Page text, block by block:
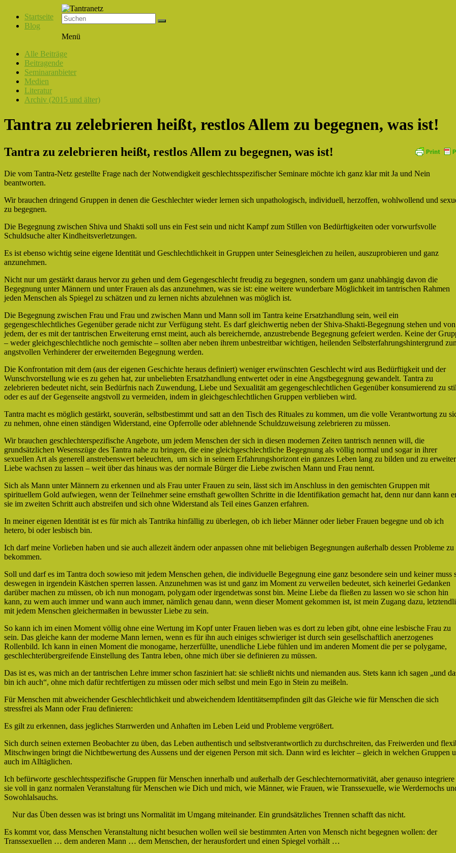
Startseite
Blog
Tantranetz
Liebe,
Eros
Tantra
Menü
Alle Beiträge
Beitragende
Seminaranbieter
Medien
Literatur
Archiv (2015 und älter)
Tantra zu zelebrieren heißt, restlos Allem zu begegnen, was ist!
Tantra zu zelebrieren heißt, restlos Allem zu begegnen, was ist!
Die vom Tantra-Netz gestellte Frage nach der Notwendigkeit geschlechtsspezifischer Seminare möchte ich ganz klar mit Ja und Nein
beantworten.
Wir brauchen dringend Gruppen in denen die Geschlechter wieder lernen sich unpathologisch, individuell, herzoffen, wohlwollend und
zu begegnen.
Die Begegnung zwischen Shiva und Shakti soll uns ein Fest sein und nicht Kampf zum Stillen von Bedürftigkeiten oder vorwurfsvolle
Schuldsuche alter Kindheitsverletzungen.
Es ist ebenso wichtig seine eigene Identität und Geschlechtlichkeit in Gruppen unter Seinesgleichen zu heilen, auszuprobieren und ganz
anzunehmen.
Nicht nur um gestärkt daraus hervor zu gehen und dem Gegengeschlecht freudig zu begegnen, sondern um ganz unabhängig davon die
Begegnung unter Männern und unter Frauen als das anzunehmen, was sie ist: eine weitere wunderbare Möglichkeit im tantrischen Rahmen
jeden Menschen als Spiegel zu schätzen und zu lernen nichts abzulehnen was möglich ist.
Die Begegnung zwischen Frau und Frau und zwischen Mann und Mann soll im Tantra keine Ersatzhandlung sein, weil ein
gegengeschlechtliches Gegenüber gerade nicht zur Verfügung steht. Es darf gleichwertig neben der Shiva-Shakti-Begegnung stehen und von
jedem, der es mit der tantrischen Erweiterung ernst meint, auch als bereichernde, anzustrebende Begegnung gefeiert werden. Keine der
– weder gleichgeschlechtliche noch gemischte – sollten aber neben ihrem unbestreitbar wichtigen, heilenden Selbsterfahrungshintergrund
angstvollen Verhinderer der erweiternden Begegnung werden.
Die Konfrontation mit dem (aus der eigenen Geschichte heraus definiert) weniger erwünschten Geschlecht wird aus Bedürftigkeit und der
Wunschvorstellung wie es zu gehen hat, zur unbeliebten Ersatzhandlung entwertet oder in eine Angstbegegnung gewandelt. Tantra zu
zelebrieren bedeutet nicht, sein Bedürfnis nach Zuwendung, Liebe und Sexualität am gegengeschlechtlichen Gegenüber konsumierend zu
oder es auf der Gegenseite angstvoll zu vermeiden, indem in gleichgeschlechtlichen Gruppen verblieben wird.
Tantra macht es möglich gestärkt, souverän, selbstbestimmt und satt an den Tisch des Rituales zu kommen, um die volle Verantwortung zu
zu nehmen, ohne einen ständigen Widerstand, eine Opferrolle oder ablehnende Schuldzuweisung zelebrieren zu müssen.
Wir brauchen geschlechterspezifische Angebote, um jedem Menschen der sich in diesen modernen Zeiten tantrisch nennen will, die
grundsätzlichen Wesenszüge des Tantra nahe zu bringen, die eine gleichgeschlechtliche Begegnung als völlig normal und sogar in ihrer
sexuellen Art als generell anstrebenswert beleuchten, um sich in seinem Erfahrungshorizont ein ganzes Leben lang zu bilden und zu
Liebe wachsen zu lassen – weit über das hinaus was der normale Bürger die Liebe zwischen Mann und Frau nennt.
Sich als Mann unter Männern zu erkennen und als Frau unter Frauen zu sein, lässt sich im Anschluss in den gemischten Gruppen mit
spirituellem Gold aufwiegen, wenn der Teilnehmer seine ernsthaft gewollten Schritte in die Identifikation gemacht hat, denn nur dann kann
sie im zweiten Schritt auch abstreifen und sich ohne Widerstand als Teil eines Ganzen erfahren.
In meiner eigenen Identität ist es für mich als Tantrika hinfällig zu überlegen, ob ich lieber Männer oder lieber Frauen begegne und ob ich
hetero, bi oder lesbisch bin.
Ich darf meine Vorlieben haben und sie auch allezeit ändern oder anpassen ohne mit beliebigen Begegnungen außerhalb dessen Probleme zu
bekommen.
Soll und darf es im Tantra doch sowieso mit jedem Menschen gehen, die individuelle Begegnung eine ganz besondere sein und keiner muss
deswegen in irgendein Kästchen sperren lassen. Anzunehmen was ist und ganz im Moment zu verweilen bedeutet, sich keinerlei Gedanken
darüber machen zu müssen, ob ich nun monogam, polygam oder irgendetwas sonst bin. Meine Liebe da fließen zu lassen wo sie schon hin
kann, zu wem auch immer und wann auch immer, nämlich genau dann, wenn dieser Moment gekommen ist, ist mein Zugang dazu,
mit jedem Menschen gleichermaßen in bewusster Liebe zu sein.
So kann ich im einen Moment völlig ohne eine Wertung im Kopf unter Frauen lieben was es dort zu leben gibt, ohne eine lesbische Frau zu
sein. Das gleiche kann der moderne Mann lernen, wenn es für ihn auch einiges schwieriger ist durch sein gesellschaftlich anerzogenes
Rollenbild. Ich kann in einen Moment die monogame, herzerfüllte, unendliche Liebe fühlen und im anderen Moment die per se polygame,
geschlechterübergreifende Einstellung des Tantra leben, ohne mich über sie definieren zu müssen.
Das ist es, was mich an der tantrischen Lehre immer schon fasziniert hat: sie schließt nichts und niemanden aus. Stets kann ich sagen „und
bin ich auch“, ohne mich dafür rechtfertigen zu müssen oder mich selbst und mein Ego in Stein zu meißeln.
Für Menschen mit abweichender Geschlechtlichkeit und abweichendem Identitätsempfinden gilt das Gleiche wie für Menschen die sich
stressfrei als Mann oder Frau definieren:
Es gilt zu erkennen, dass jegliches Starrwerden und Anhaften im Leben Leid und Probleme vergrößert.
Sich durch seinen externen Beobachter zu üben, das Leben authentisch und selbstverantwortlich zu durchschreiten, das Freiwerden und
Mitschwingen bringt die Nichtbewertung des Aussens und der eigenen Person mit sich. Dann wird es leichter – gleich in welchen Gruppen
auch im Alltäglichen.
Ich befürworte geschlechtsspezifische Gruppen für Menschen innerhalb und außerhalb der Geschlechternormativität, aber genauso integriere
sie voll in ganz normalen Veranstaltung für Menschen wie Dich und mich, wie Männer, wie Frauen, wie Transsexuelle, wie Werdernochs
Sowohlalsauchs.
Nur das Üben dessen was ist bringt uns Normalität im Umgang miteinander. Ein grundsätzliches Trennen schafft das nicht.
Es kommt vor, dass Menschen Veranstaltung nicht besuchen wollen weil sie bestimmten Arten von Mensch nicht begegnen wollen: der
Transsexuellen … dem anderen Mann … dem Menschen, der herausfordert und einen Spiegel vorhält …